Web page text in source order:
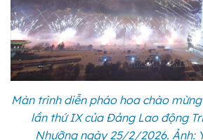
Màn trình diễn pháo hoa chào
lần thứ IX của Đảng Lao động
Nhưỡng ngày 25/2/2026. Ảnh: